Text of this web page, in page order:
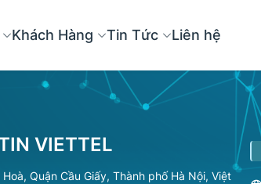
Khách Hàng Tin Tức Liên hệ
VIETTEL
Quận Cầu Giấy, Thành phố Hà Nội, Việt